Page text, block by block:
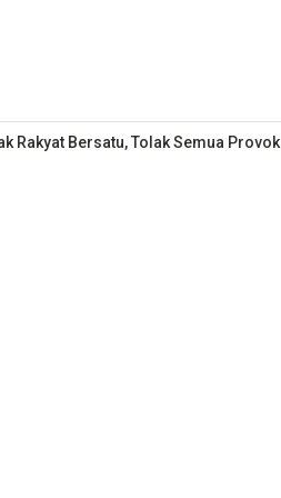
Rakyat Bersatu, Tolak Semua